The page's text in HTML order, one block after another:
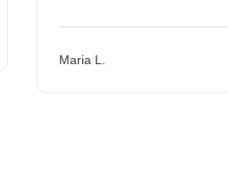
Maria L.